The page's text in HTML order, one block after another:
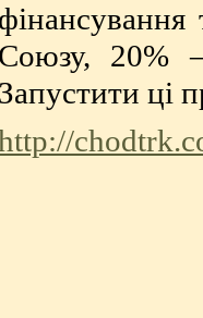
Союзу, 20%
Запустити ці